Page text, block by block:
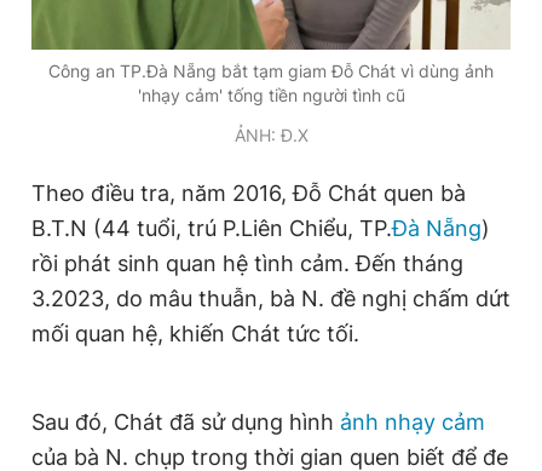
0906 645 777
Liên hệ quảng cáo
0908 780 404
Phó tổng biên tập thường trực: Hải Thành
Phó tổng biên tập: Lâm Hiếu Dũng
Phó tổng biên tập: Trần Việt Hưng
Tổng thư ký tòa soạn: Đức Trung
Giấy phép xuất bản số 110/GP - BTTTT cấp ngày 24.3.2020
© 2003-2026 Bản quyền thuộc về Báo Thanh Niên. Cấm sao
chép dưới mọi hình thức nếu không có sự chấp thuận bằng văn
Công an TP.Đà Nẵng bắt tạm giam Đỗ Chát vì dùng ảnh
'nhạy cảm' tống tiền người tình cũ
ẢNH: Đ.X
Theo điều tra, năm 2016, Đỗ Chát quen bà
B.T.N (44 tuổi, trú P.Liên Chiểu, TP.Đà Nẵng)
rồi phát sinh quan hệ tình cảm. Đến tháng
3.2023, do mâu thuẫn, bà N. đề nghị chấm dứt
mối quan hệ, khiến Chát tức tối.
Sau đó, Chát đã sử dụng hình ảnh nhạy cảm
của bà N. chụp trong thời gian quen biết để đe